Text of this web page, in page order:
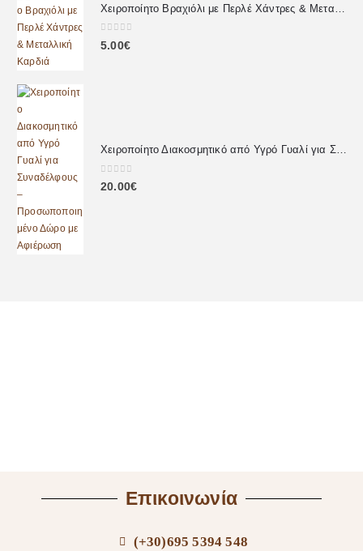
0 out of 5
5.00€
Χειροποίητο Διακοσμητικό από Υγρό Γυαλί για Συναδέλφους – Προσωποποιημένο Δώρο με Αφιέρωση
0out of 5
20.00€
Επικοινωνία
(+30)695 5394 548